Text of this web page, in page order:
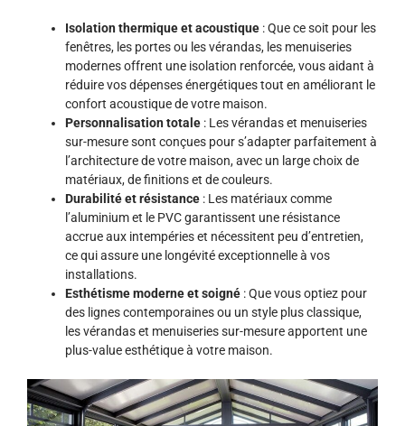
Isolation thermique et acoustique : Que ce soit pour les
fenêtres, les portes ou les vérandas, les menuiseries
modernes offrent une isolation renforcée, vous aidant à
réduire vos dépenses énergétiques tout en améliorant le
confort acoustique de votre maison.
Personnalisation totale : Les vérandas et menuiseries
sur-mesure sont conçues pour s’adapter parfaitement à
l’architecture de votre maison, avec un large choix de
matériaux, de finitions et de couleurs.
Durabilité et résistance : Les matériaux comme
l’aluminium et le PVC garantissent une résistance
accrue aux intempéries et nécessitent peu d’entretien,
ce qui assure une longévité exceptionnelle à vos
installations.
Esthétisme moderne et soigné : Que vous optiez pour
des lignes contemporaines ou un style plus classique,
les vérandas et menuiseries sur-mesure apportent une
plus-value esthétique à votre maison.